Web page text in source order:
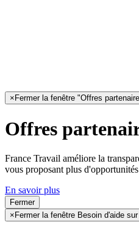
× Fermer la fenêtre "Offres
Offres
France Travail améliore la
vous proposant plus
En savoir plus
Fermer
× Fermer la fenêtre Besoin d'aide